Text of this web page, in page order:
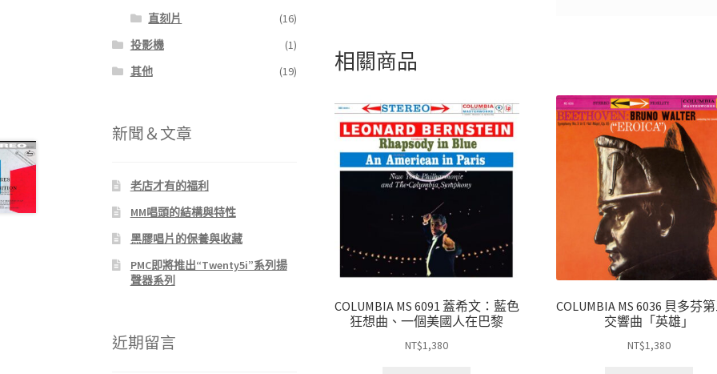
相關商品
COLUMBIA MS 6091 蓋希文：藍色
狂想曲、一個美國人在巴黎
NT$1,380
COLUMBIA MS 6036 貝多芬
交響曲「英雄」
NT$1,380
直刻片
(16)
投影機
(1)
其他
(19)
新聞＆文章
老店才有的福利
MM唱頭的結構與特性
黑膠唱片的保養與收藏
PMC即將推出“Twenty5i”系列揚
聲器系列
近期留言